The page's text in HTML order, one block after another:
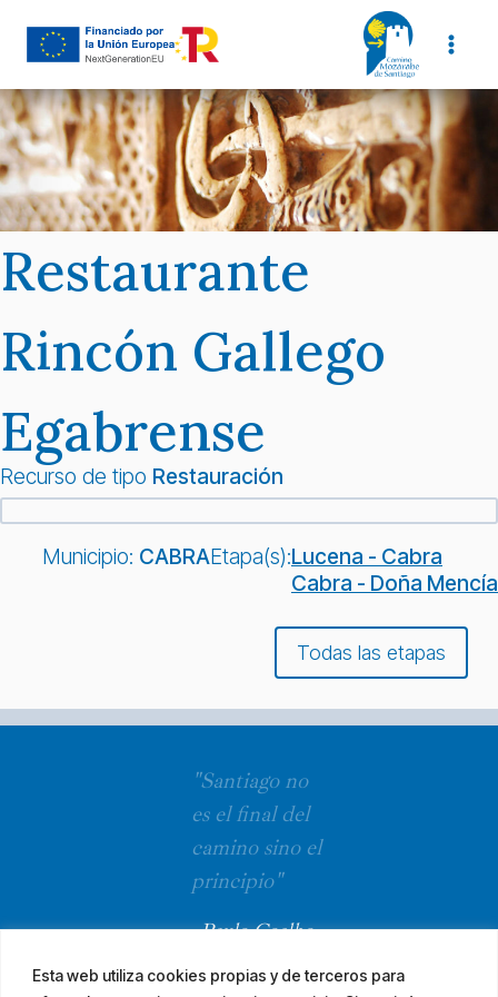
Esta web utiliza cookies propias y de terceros para
Restaurante
Rincón Gallego
Egabrense
Recurso de tipo Restauración
Municipio: CABRAEtapa(s):Lucena - Cabra
Cabra - Doña Mencía
Todas las etapas
"Santiago no
es el final del
camino sino el
principio"
Paulo Coelho